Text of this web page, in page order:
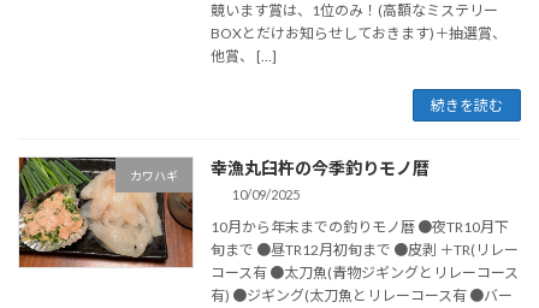
競います賞は、1位のみ！(高額なミステリー
BOXとだけお知らせしておきます)＋抽選賞、
他賞、 […]
続きを読む
カワハギ 幸漁丸臼杵の今季釣りモノ暦
10/09/2025
10月から年末までの釣りモノ暦 ●夜TR10月下
旬まで ●昼TR12月初旬まで ●皮剥 ＋TR(リレー
コース有 ●太刀魚(青物ジギングとリレーコース
有) ●ジギング(太刀魚とリレーコース有 ●バー